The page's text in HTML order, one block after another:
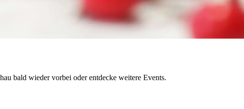
bald wieder vorbei oder entdecke weitere Events.